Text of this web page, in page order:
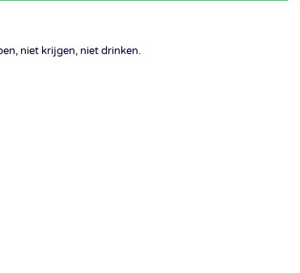
niet krijgen, niet drinken.